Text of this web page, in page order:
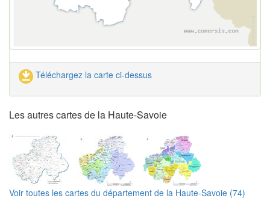
Téléchargez la carte ci-dessus
Les autres cartes de la Haute-Savoie
Voir toutes les cartes du département de la Haute-Savoie (74)